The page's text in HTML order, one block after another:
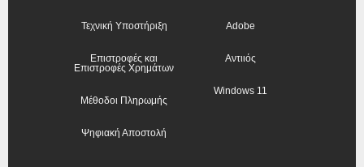
Τεχνική Υποστήριξη
Επιστροφές και
Επιστροφές Χρημάτων
Μέθοδοι Πληρωμής
Ψηφιακή Αποστολή
Adobe
Αντιιός
Windows 11